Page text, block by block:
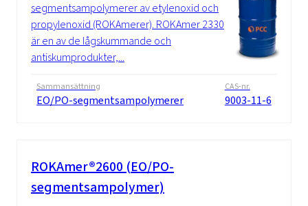
segmentsampolymerer av etylenoxid och
propylenoxid (ROKAmerer). ROKAmer 2330
är en av de lågskummande och
antiskumprodukter,...
Sammansättning
EO/PO-segmentsampolymerer
CAS-nr.
9003-11-6
ROKAmer®2600 (EO/PO-
segmentsampolymer)